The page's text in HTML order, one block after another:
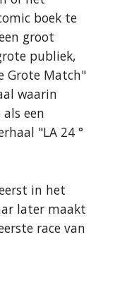
boek te
groot
publiek,
Grote Match"
waarin
een
"LA 24 °
in het
later maakt
race van